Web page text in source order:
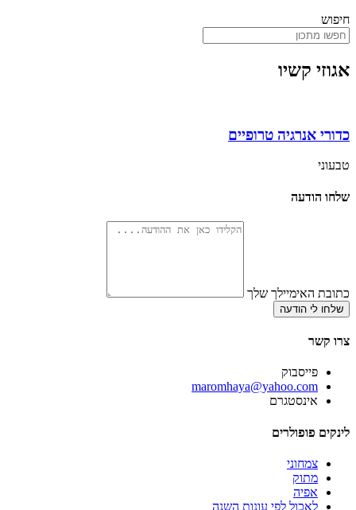
חיפוש
אגוזי קשיו
כדורי אנרגיה טרופיים
טבעוני
שלחו הודעה
כתובת האימיילך שלך
שלחו לי הודעה
צרו קשר
פייסבוק
‫maromhaya@yahoo.com
אינסטגרם
לינקים פופולרים
צמחוני
מתוק
אפיה
לאכול לפי עונות השנה